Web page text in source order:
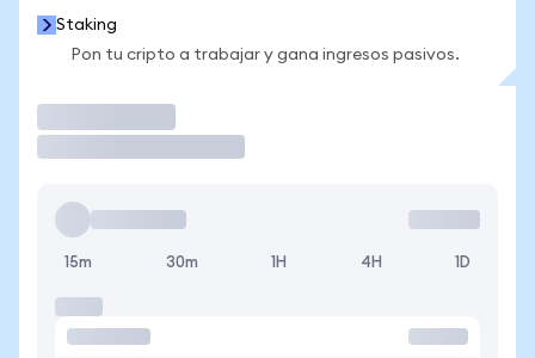
Staking
Pon tu cripto a trabajar y gana ingresos pasivos.
15m 30m 1H 4H 1D